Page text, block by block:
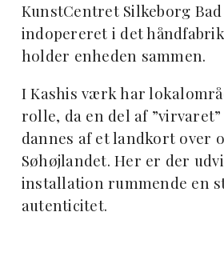
KunstCentret Silkeborg
indopereret i det
holder enheden sammen.
I Kashis værk har
rolle, da en del af
dannes af et landkort over
Søhøjlandet. Her er der
installation rummende en
autenticitet.